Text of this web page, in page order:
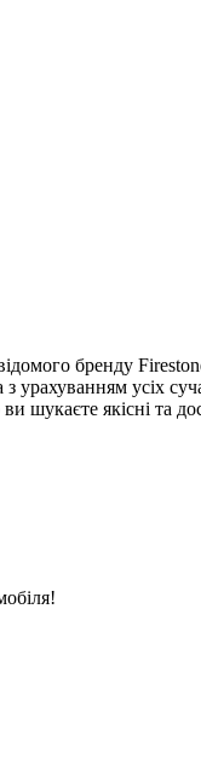
бренду
усіх
якісні та